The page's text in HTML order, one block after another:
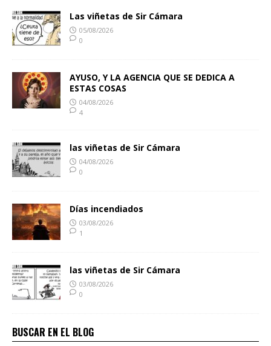
Las viñetas de Sir Cámara
05/08/2026
0
AYUSO, Y LA AGENCIA QUE SE DEDICA A
ESTAS COSAS
04/08/2026
4
las viñetas de Sir Cámara
04/08/2026
0
Días incendiados
03/08/2026
1
las viñetas de Sir Cámara
03/08/2026
0
BUSCAR EN EL BLOG